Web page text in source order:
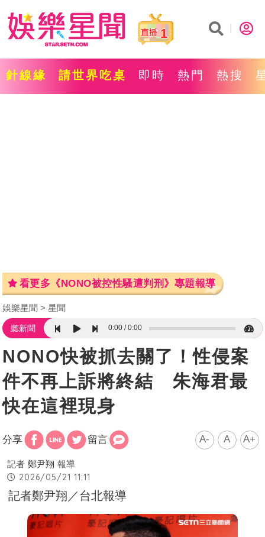
1
針線緣 請世界吃桌 即時 熱門 熱搜
看更多《NONO被控性騷遭判刑》專題報導
娛樂星聞 星聞
聽新聞 0:00 0:00
NONO快被抓去關了！性侵案
件不再上訴將終結 朱海君最
快在這裡現身
分享 留言 A- A A+
記者 鄭尹翔 報導
2026/05/21 11:11
記者鄭尹翔／台北報導